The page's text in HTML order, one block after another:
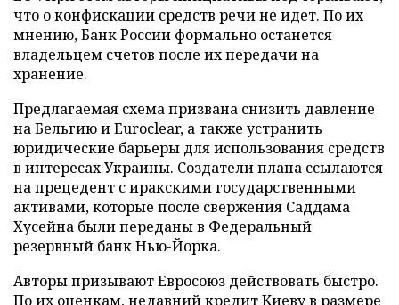
что о конфискации средств речи не идет. По их
мнению, Банк России формально останется
владельцем счетов после их передачи на
хранение.
Предлагаемая схема призвана снизить давление
на Бельгию и Euroclear, а также устранить
юридические барьеры для использования средств
в интересах Украины. Создатели плана ссылаются
на прецедент с иракскими государственными
активами, которые после свержения Саддама
Хусейна были переданы в Федеральный
резервный банк Нью-Йорка.
Авторы призывают Евросоюз действовать быстро.
По их оценкам, недавний кредит Киеву в размере